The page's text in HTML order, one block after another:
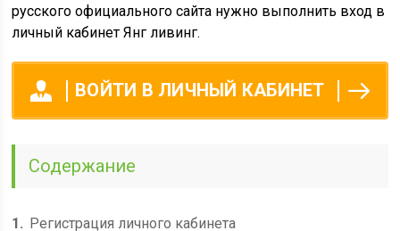
русского официального сайта нужно выполнить вход в
личный кабинет Янг ливинг.
ВОЙТИ В ЛИЧНЫЙ КАБИНЕТ
Содержание
1
Регистрация личного кабинета